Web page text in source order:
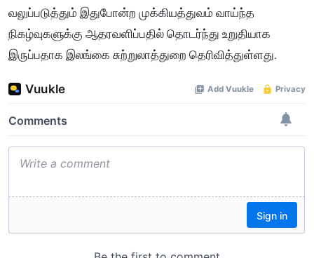
வலுப்படுத்தும் இதுபோன்ற முக்கியத்துவம் வாய்ந்த
நிகழ்வுகளுக்கு ஆதரவளிப்பதில் தொடர்ந்து உறுதியாக
இருப்பதாக இலங்கை சுற்றுலாத்துறை தெரிவித்துள்ளது.